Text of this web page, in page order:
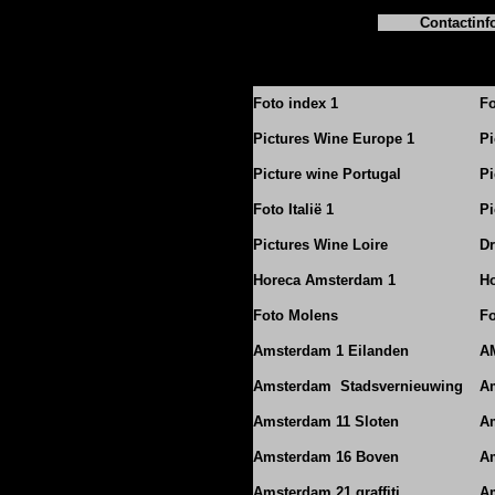
Foto index 1
Pictures Wine Europe 1
Picture wine Portugal
Foto Italië 1
Pictures Wine Loire
Horeca Amsterdam 1
Foto Molens
Amsterdam 1 Eilanden
Amsterdam Stadsvernieuwing
Amsterdam 11 Sloten
Amsterdam 16 Boven